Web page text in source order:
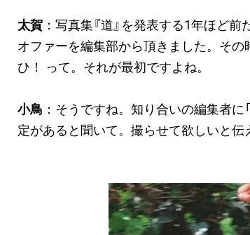
太賀
写真集『道』を発表する1年ほど
オファーを編集部から頂きました。そ
ひ！ って。それが最初ですよね。
小鳥
そうですね。知り合いの編集者に
定があると聞いて。撮らせて欲しいと伝